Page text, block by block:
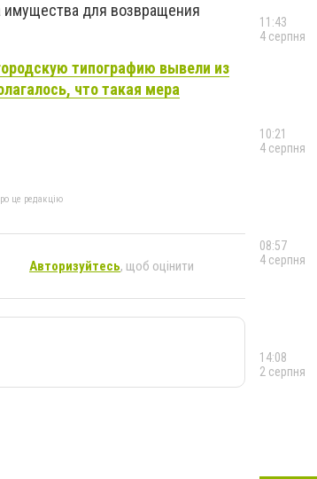
имущества для возвращения
типографию вывели из
что такая мера
це редакцію
Авторизуйтесь, щоб оцінити
11:43
4 серпня
10:21
4 серпня
08:57
4 серпня
14:08
2 серпня